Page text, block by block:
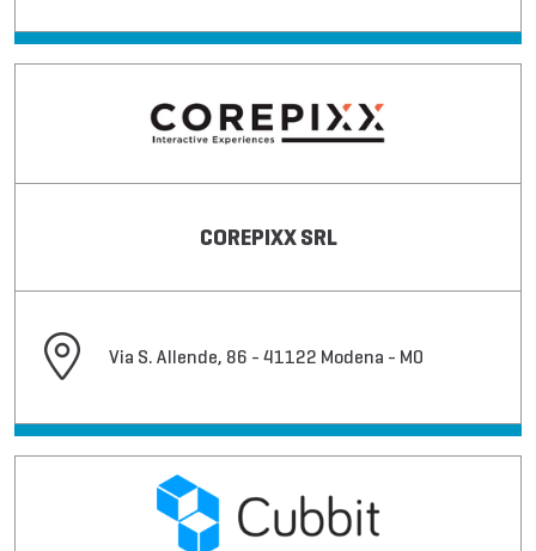
COREPIXX SRL
Via S. Allende, 86 - 41122 Modena - MO